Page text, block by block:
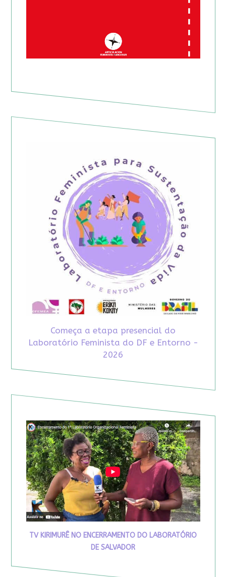
Começa a etapa presencial do
Laboratório Feminista do DF e Entorno -
2026
TV KIRIMURÊ NO ENCERRAMENTO DO LABORATÓRIO
DE SALVADOR